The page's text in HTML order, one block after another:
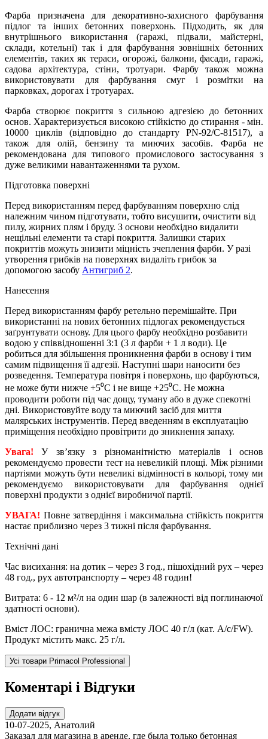
Фарба призначена для декоративно-захисного фарбування
підлог та інших бетонних поверхонь. Підходить, як для
внутрішнього використання (гаражі, підвали, майстерні,
склади, котельні) так і для фарбування зовнішніх бетонних
елементів, таких як тераси, огорожі, балкони, фасади, гаражі,
садова архітектура, стіни, тротуари. Фарбу також можна
використовувати для фарбування смуг і розмітки на
парковках, дорогах і тротуарах.
Фарба створює покриття з сильною адгезією до бетонних
основ. Характеризується високою стійкістю до стирання - мін.
10000 циклів (відповідно до стандарту PN-92/C-81517), а
також для олій, бензину та миючих засобів. Фарба не
рекомендована для типового промислового застосування з
дуже великими навантаженнями та рухом.
Підготовка поверхні
Перед використанням перед фарбуванням поверхню слід
належним чином підготувати, тобто висушити, очистити від
пилу, жирних плям і бруду. З основи необхідно видалити
нещільні елементи та старі покриття. Залишки старих
покриттів можуть знизити міцність зчеплення фарби. У разі
утворення грибків на поверхнях видаліть грибок за
допомогою засобу Антигриб 2.
Нанесення
Перед використанням фарбу ретельно перемішайте. При
використанні на нових бетонних підлогах рекомендується
заґрунтувати основу. Для цього фарбу необхідно розбавити
водою у співвідношенні 3:1 (3 л фарби + 1 л води). Це
робиться для збільшення проникнення фарби в основу і тим
самим підвищення її адгезії. Наступні шари наносити без
розведення. Температура повітря і поверхонь, що фарбуються,
не може бути нижче +5⁰С і не вище +25⁰С. Не можна
проводити роботи під час дощу, туману або в дуже спекотні
дні. Використовуйте воду та миючий засіб для миття
малярських інструментів. Перед введенням в експлуатацію
приміщення необхідно провітрити до зникнення запаху.
Увага! У зв’язку з різноманітністю матеріалів і основ
рекомендуємо провести тест на невеликій площі. Між різними
партіями можуть бути невеликі відмінності в кольорі, тому ми
рекомендуємо використовувати для фарбування однієї
поверхні продукти з однієї виробничої партії.
УВАГА! Повне затвердіння і максимальна стійкість покриття
настає приблизно через 3 тижні після фарбування.
Технічні дані
Час висихання: на дотик – через 3 год., пішохідний рух – через
48 год., рух автотранспорту – через 48 годин!
Витрата: 6 - 12 м²/л на один шар (в залежності від поглинаючої
здатності основи).
Вміст ЛОС: гранична межа вмісту ЛОС 40 г/л (кат. A/c/FW).
Продукт містить макс. 25 г/л.
Усі товари Primacol Professional
Коментарі і Відгуки
Додати відгук
10-07-2025, Анатолий
Заказал для магазина в аренде, где была только бетонная